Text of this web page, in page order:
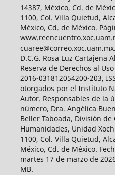
14387, México, Cd. de
1100, Col. Villa Quietud,
México, Cd. de México.
D.C.G. Rosa Luz Cartajena
Reserva de Derechos al
2016-031812054200-203,
otorgados por el Instituto
Autor. Responsables de la
número, Dra. Angélica
Beller Taboada, División de
Humanidades, Unidad
1100, Col. Villa Quietud,
México, Cd. de México.
martes 17 de marzo de
MB.